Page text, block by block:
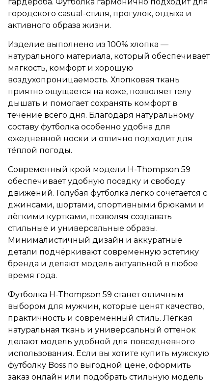
городского casual-стиля, прогулок, отдыха и
активного образа жизни.
Изделие выполнено из 100% хлопка —
натурального материала, который обеспечивает
мягкость, комфорт и хорошую
воздухопроницаемость. Хлопковая ткань
приятно ощущается на коже, позволяет телу
дышать и помогает сохранять комфорт в
течение всего дня. Благодаря натуральному
составу футболка особенно удобна для
ежедневной носки и отлично подходит для
тёплой погоды.
Современный крой модели H-Thompson 59
обеспечивает удобную посадку и свободу
движений. Голубая футболка легко сочетается с
джинсами, шортами, спортивными брюками и
лёгкими куртками, позволяя создавать
стильные и универсальные образы.
Минималистичный дизайн и аккуратные
детали подчёркивают современную эстетику
бренда и делают модель актуальной в любое
время года.
Футболка H-Thompson 59 станет отличным
выбором для мужчин, которые ценят качество,
практичность и современный стиль. Лёгкая
натуральная ткань и универсальный оттенок
делают модель удобной для повседневного
использования. Если вы хотите купить мужскую
футболку Boss по выгодной цене, оформить
заказ онлайн или подобрать стильную модель